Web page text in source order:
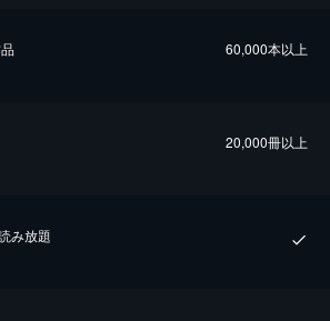
60,000本以上
20,000冊以上
み放題